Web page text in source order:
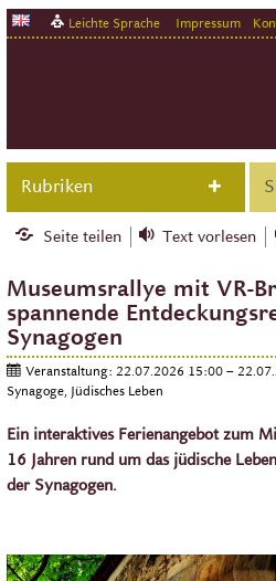
Leichte Sprache Impressum
Rubriken
Seite teilen Text vorlesen
Museumsrallye mit VR-
spannende
Synagogen
Veranstaltung: 22.07.2026 15:00 –
Synagoge, Jüdisches Leben
Ein interaktives Ferienangebot zum
16 Jahren rund um das jüdische
der Synagogen.